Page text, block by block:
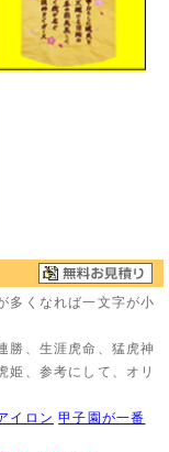
多くなれば一文字が小
勝、生涯虎命、猛虎神
姫、参考にして、オリ
イロン 甲子園が一番